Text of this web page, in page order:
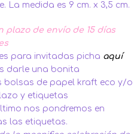
La medida es 9 cm. x 3,5 cm.
plazo de envío de 15 días
para invitadas picha aquí
darle una bonita
bolsas de papel kraft eco y/o
y etiquetas
nos pondremos en
las etiquetas.